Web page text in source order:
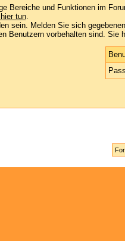
Bereiche und Funktionen im
tun.
sein. Melden Sie sich
Benutzern vorbehalten sind.